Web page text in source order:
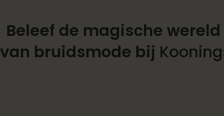
Beleef de magische wereld
van bruidsmode bij